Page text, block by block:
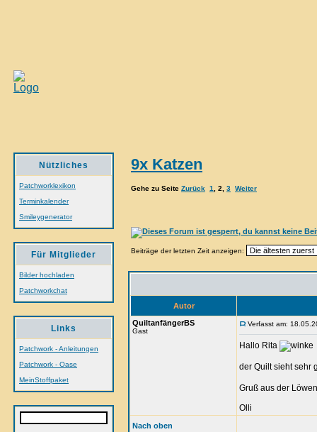
Nützliches
Patchworklexikon
Terminkalender
Smileygenerator
Für Mitglieder
Bilder hochladen
Patchworkchat
Links
Patchwork - Anleitungen
Patchwork - Oase
MeinStoffpaket
9x Katzen
Gehe zu Seite Zurück 1 2 3 Weiter
Beiträge der letzten Zeit anzeigen:
Autor
QuiltanfängerBS
Gast
Verfasst am:
Hallo Rita
der Quilt sieht sehr
Gruß aus der
Olli
Nach oben